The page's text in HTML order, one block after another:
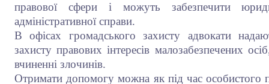
правової сфери і можуть забезпечити
адміністративної справи.
В офісах громадського захисту адвокати
захисту правових інтересів малозабезпечених
вчиненні злочинів.
Отримати допомогу можна як під час особистого